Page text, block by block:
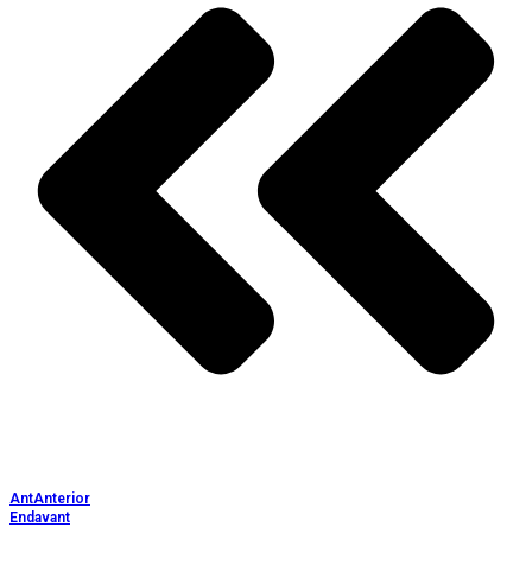
AntAnterior
Endavant